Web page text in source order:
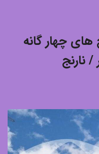
های چهار گانه
نارنج